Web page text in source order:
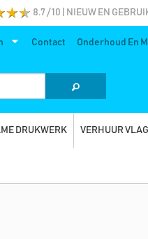
8.7 / 10 | NIEUW EN
Contact Onderhoud En
DRUKWERK VERHUUR